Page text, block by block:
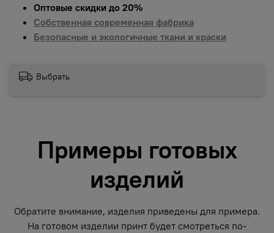
Оптовые скидки до 20%
Собственная современная фабрика
Безопасные и экологичные ткани и краски
Выбрать
Примеры готовых
изделий
Обратите внимание, изделия приведены для примера.
На готовом изделии принт будет смотреться по-